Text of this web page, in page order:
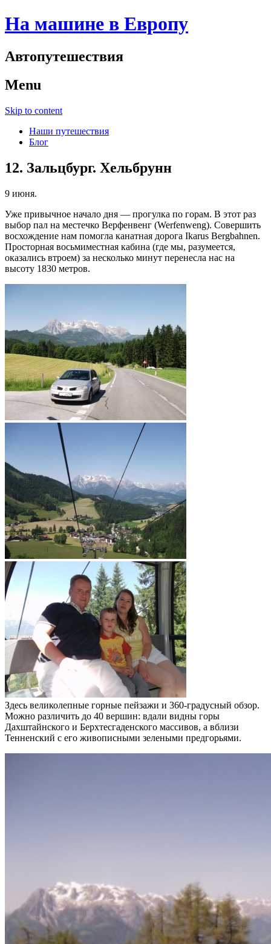
На машине в Европу
Автопутешествия
Menu
Skip to content
Наши путешествия
Блог
12. Зальцбург. Хельбрунн
9 июня.
Уже привычное начало дня — прогулка по горам. В этот раз
выбор пал на местечко Верфенвенг (Werfenweng). Совершить
восхождение нам помогла канатная дорога Ikarus Bergbahnen.
Просторная восьмиместная кабина (где мы, разумеется,
оказались втроем) за несколько минут перенесла нас на
высоту 1830 метров.
Здесь великолепные горные пейзажи и 360-градусный обзор.
Можно различить до 40 вершин: вдали видны горы
Дахштайнского и Берхтесгаденского массивов, а вблизи
Тенненский с его живописными зелеными предгорьями.